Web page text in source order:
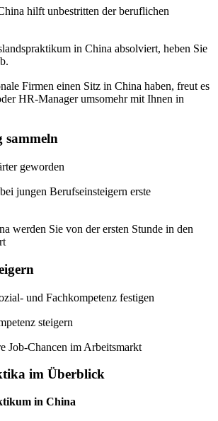
hilft unbestritten der beruflichen
in China absolviert, heben Sie
Firmen einen Sitz in China haben, freut es
HR-Manager umsomehr mit Ihnen in
sammeln
geworden
jungen Berufseinsteigern erste
werden Sie von der ersten Stunde in den
und Fachkompetenz festigen
steigern
Job-Chancen im Arbeitsmarkt
im Überblick
in China